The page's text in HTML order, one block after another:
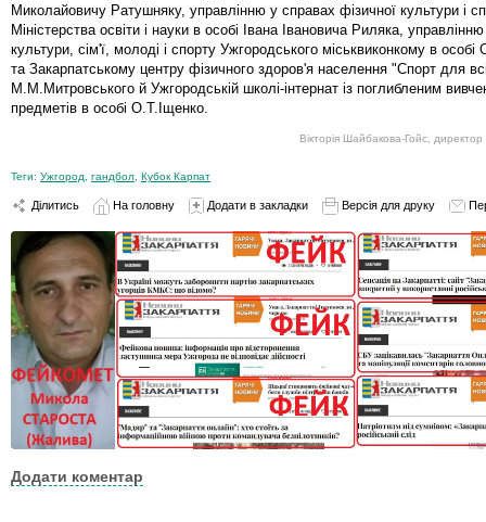
Миколайовичу Ратушняку, управлінню у справах фізичної культури і
Міністерства освіти і науки в особі Івана Івановича Риляка,
культури, сім'ї, молоді і спорту Ужгородського міськвиконкому в особі
та Закарпатському центру фізичного здоров'я населення "Спорт для
М.М.Митровського й Ужгородській школі-інтернат із поглибленим
предметів в особі О.Т.Іщенко.
Вікторія Шайбакова-Гойс,
Теги: Ужгород гандбол Кубок Карпат
Ділитись На головну Додати в закладки Версія для друку
Додати коментар